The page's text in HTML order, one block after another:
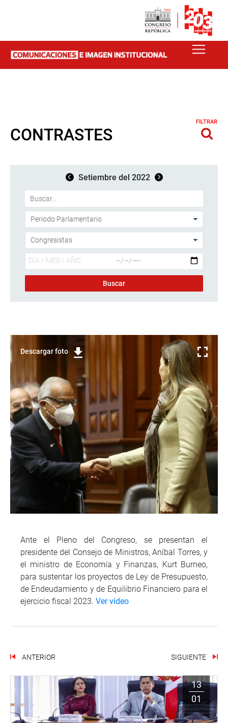
CONTRASTES
FILTRAR
Setiembre del 2022
Descargar foto
Ante el Pleno del Congreso, se presentan el
presidente del Consejo de Ministros, Aníbal Torres, y
el ministro de Economía y Finanzas, Kurt Burneo,
para sustentar los proyectos de Ley de Presupuesto,
de Endeudamiento y de Equilibrio Financiero para el
ejercicio fiscal 2023. Ver vídeo
ANTERIOR SIGUIENTE
13
01